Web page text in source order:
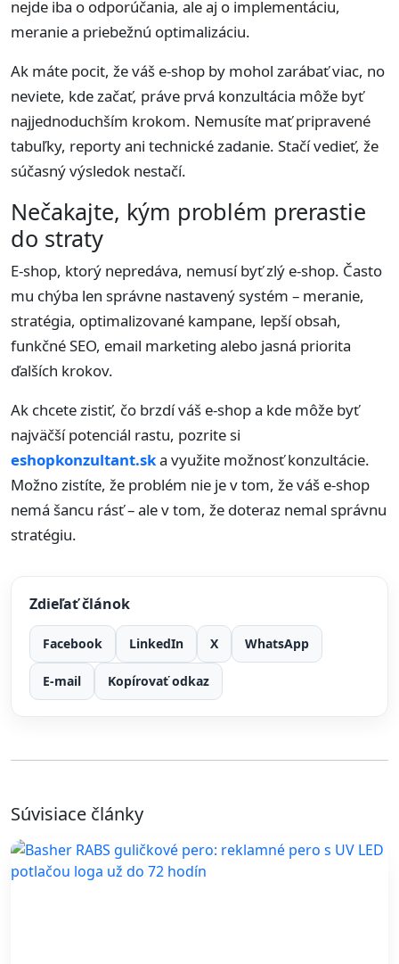
nejde iba o odporúčania, ale aj o implementáciu,
meranie a priebežnú optimalizáciu.
Ak máte pocit, že váš e-shop by mohol zarábať viac, no
neviete, kde začať, práve prvá konzultácia môže byť
najjednoduchším krokom. Nemusíte mať pripravené
tabuľky, reporty ani technické zadanie. Stačí vedieť, že
súčasný výsledok nestačí.
Nečakajte, kým problém prerastie
do straty
E-shop, ktorý nepredáva, nemusí byť zlý e-shop. Často
mu chýba len správne nastavený systém – meranie,
stratégia, optimalizované kampane, lepší obsah,
funkčné SEO, email marketing alebo jasná priorita
ďalších krokov.
Ak chcete zistiť, čo brzdí váš e-shop a kde môže byť
najväčší potenciál rastu, pozrite si
eshopkonzultant.ska využite možnosť konzultácie.
Možno zistíte, že problém nie je v tom, že váš e-shop
nemá šancu rásť – ale v tom, že doteraz nemal správnu
stratégiu.
Zdieľať článok
Facebook LinkedIn X WhatsApp
E-mail Kopírovať odkaz
Súvisiace články